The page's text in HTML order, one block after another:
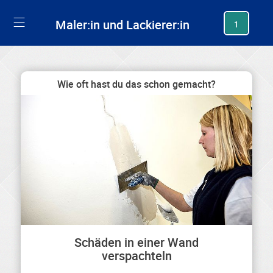
Maler:in und Lackierer:in 1
Wie oft hast du das schon gemacht?
Schäden in einer Wand
verspachteln